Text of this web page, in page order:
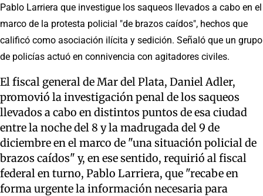
Pablo Larriera que investigue los saqueos llevados a cabo en el
marco de la protesta policial "de brazos caídos", hechos que
calificó como asociación ilícita y sedición. Señaló que un grupo
de policías actuó en connivencia con agitadores civiles.
El fiscal general de Mar del Plata, Daniel Adler,
promovió la investigación penal de los saqueos
llevados a cabo en distintos puntos de esa ciudad
entre la noche del 8 y la madrugada del 9 de
diciembre en el marco de "una situación policial de
brazos caídos" y, en ese sentido, requirió al fiscal
federal en turno, Pablo Larriera, que "recabe en
forma urgente la información necesaria para